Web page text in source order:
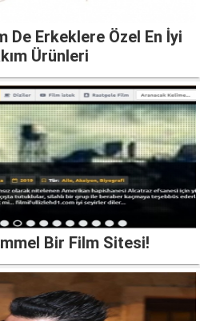
De Erkeklere Özel En İyi
Ürünleri
Bir Film Sitesi!